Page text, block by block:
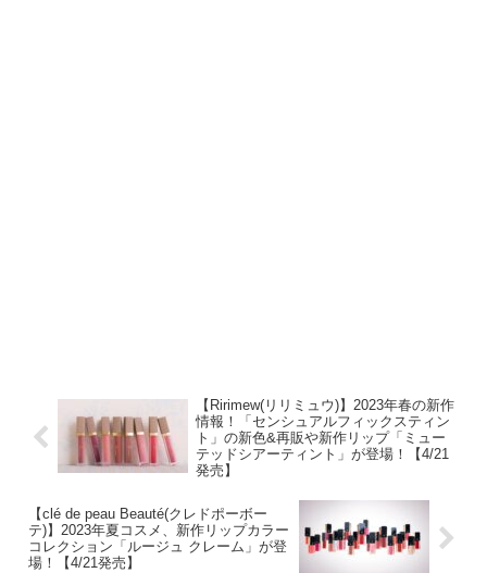
【Ririmew(リリミュウ)】2023年春の新作
情報！「センシュアルフィックスティン
ト」の新色&再販や新作リップ「ミュー
テッドシアーティント」が登場！【4/21
発売】
【clé de peau Beauté(クレドポーボー
テ)】2023年夏コスメ、新作リップカラー
コレクション「ルージュ クレーム」が登
場！【4/21発売】